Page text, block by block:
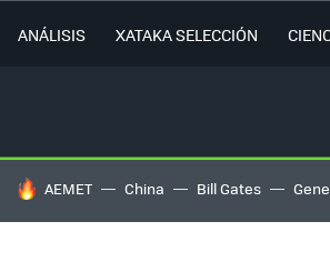
ANÁLISIS XATAKA SELECCIÓN
HOY SE HABLA DE
AEMET China Bill Gates